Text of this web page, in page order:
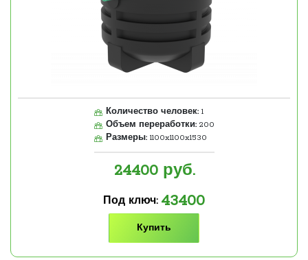
Количество человек: 1
Объем переработки: 200
Размеры: 1100x1100x1530
24400руб.
Под ключ: 43400
Купить